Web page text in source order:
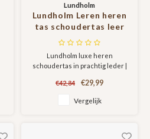
Lundholm
Lundholm Leren heren
tas schoudertas leer
zwart - tas heren
schoudertas klein -
Scandinavisch design -
Roskilde serie
Lundholm luxe heren
schoudertas in prachtig leder |
leren crossbody schoudertas
handige indeling en veel
€42,84 €29,99
Vergelijk